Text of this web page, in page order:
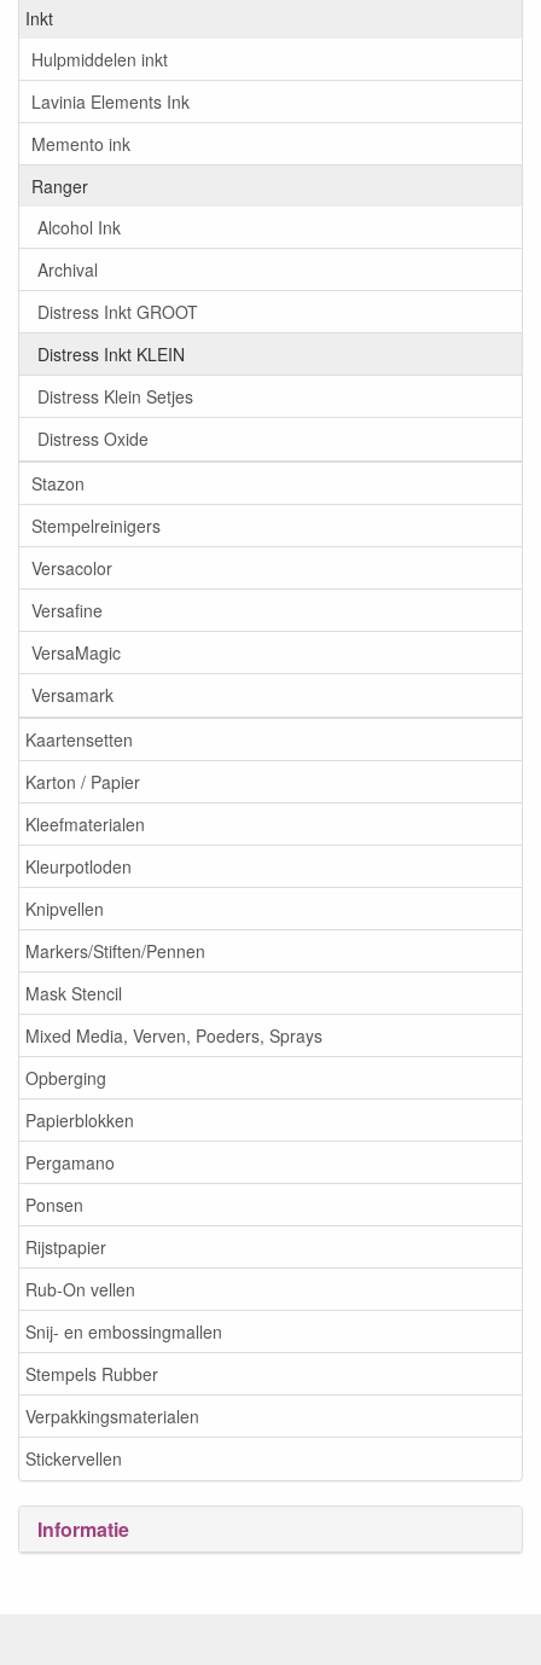
Inkt
Hulpmiddelen inkt
Lavinia Elements Ink
Memento ink
Ranger
Alcohol Ink
Archival
Distress Inkt GROOT
Distress Inkt KLEIN
Distress Klein Setjes
Distress Oxide
Stazon
Stempelreinigers
Versacolor
Versafine
VersaMagic
Versamark
Kaartensetten
Karton / Papier
Kleefmaterialen
Kleurpotloden
Knipvellen
Markers/Stiften/Pennen
Mask Stencil
Mixed Media, Verven, Poeders, Sprays
Opberging
Papierblokken
Pergamano
Ponsen
Rijstpapier
Rub-On vellen
Snij- en embossingmallen
Stempels Rubber
Verpakkingsmaterialen
Stickervellen
Informatie